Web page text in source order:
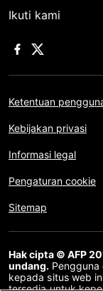
Ikuti kami
Ketentuan
Kebijakan privasi
Informasi legal
Pengaturan cookie
Sitemap
Hak cipta © AFP
undang.
kepada situs web